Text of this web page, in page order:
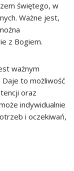
świętego, w
Ważne jest,
z Bogiem.
ważnym
to możliwość
oraz
indywidualnie
i oczekiwań,